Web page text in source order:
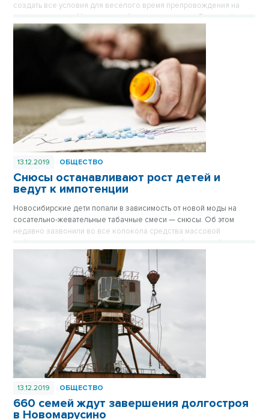
создать все условия для веселого время препровождения на
свежем воздухе. Материал опубликован в газете «Вечерний
Новосибирск» №51 от 20 декабря 2019 года.
13.12.2019 ОБЩЕСТВО
Снюсы останавливают рост детей и
ведут к импотенции
Новосибирские дети попали в зависимость от новой моды на
сосательно-жевательные табачные смеси — снюсы. Об этом
недавно зазвонили во все колокола средства массовой
информации и контролирующие органы. Как уберечь ребенка от
«конфетки с сюрпризом», читайте в материале «Вечернего
Новосибирска». Опубликовано в №50 от 13 декабря 2019 года.
13.12.2019 ОБЩЕСТВО
660 семей ждут завершения долгостроя
в Новомарусино